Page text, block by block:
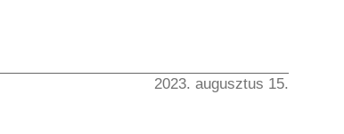
2023. augusztus 15.